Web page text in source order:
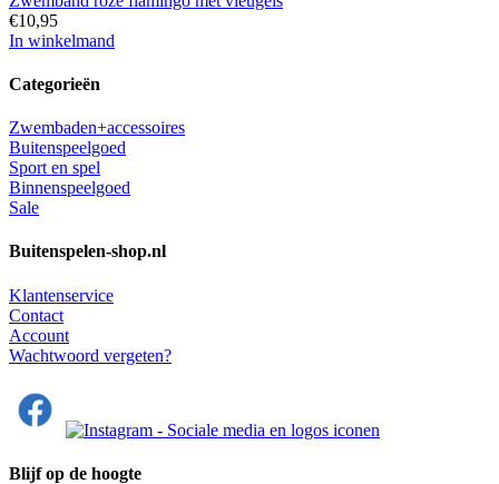
€10,95
In winkelmand
Categorieën
Zwembaden+accessoires
Buitenspeelgoed
Sport en spel
Binnenspeelgoed
Sale
Buitenspelen-shop.nl
Klantenservice
Contact
Account
Wachtwoord vergeten?
Blijf op de hoogte